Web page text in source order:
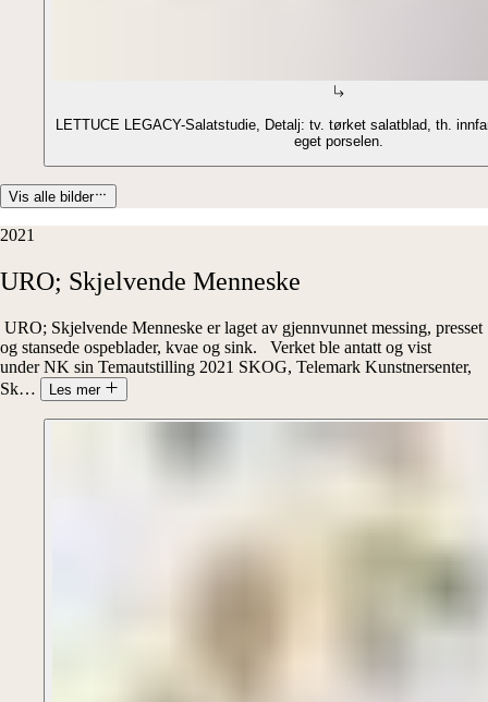
LETTUCE LEGACY-Salatstudie, Detalj: tv. tørket salatblad, th.
eget porselen.
Vis alle bilder
2021
URO; Skjelvende Menneske
URO; Skjelvende Menneske er laget av gjennvunnet messing, presset
og stansede ospeblader, kvae og sink. Verket ble antatt og vist
under NK sin Temautstilling 2021 SKOG, Telemark Kunstnersenter,
Sk… Les mer